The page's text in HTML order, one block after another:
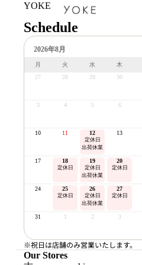
YOKE
Schedule
2026年8月
月 火 水 木
27
28 29 30
3 4 5 6
10 11 12
定休日
出荷休業
13
17 18
定休日
19
定休日
出荷休業
20
定休日
24 25
定休日
26
定休日
出荷休業
27
定休日
31 1 2 3
※祝日は店舗のみ営業いたします。
Our Stores